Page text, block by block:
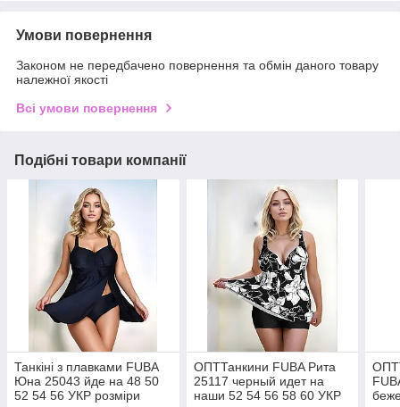
Умови повернення
Законом не передбачено повернення та обмін даного товару
належної якості
Всі умови повернення
Подібні товари компанії
Танкіні з плавками FUBA
Юна 25043 йде на 48 50
52 54 56 УКР розміри
ОПТТанкини FUBA Рита
25117 черный идет на
наши 52 54 56 58 60 УКР